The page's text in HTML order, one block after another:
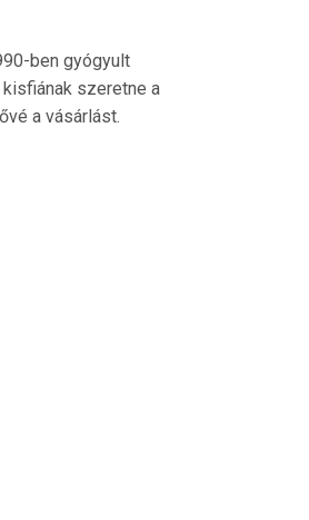
ben gyógyult
szeretne a
a vásárlást.